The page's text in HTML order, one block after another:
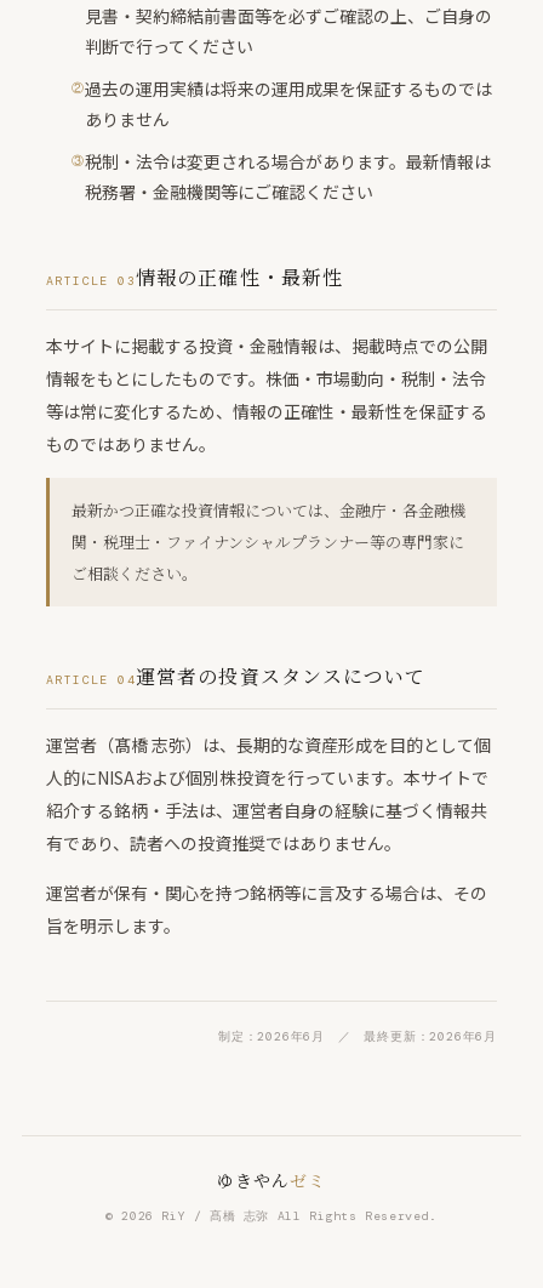
見書・契約締結前書面等を必ずご確認の上、ご自身の
判断で行ってください
過去の運用実績は将来の運用成果を保証するものでは
ありません
税制・法令は変更される場合があります。最新情報は
税務署・金融機関等にご確認ください
ARTICLE 03情報の正確性・最新性
本サイトに掲載する投資・金融情報は、掲載時点での公開
情報をもとにしたものです。株価・市場動向・税制・法令
等は常に変化するため、情報の正確性・最新性を保証する
ものではありません。
最新かつ正確な投資情報については、金融庁・各金融機
関・税理士・ファイナンシャルプランナー等の専門家に
ご相談ください。
ARTICLE 04運営者の投資スタンスについて
運営者（髙橋 志弥）は、長期的な資産形成を目的として個
人的にNISAおよび個別株投資を行っています。本サイトで
紹介する銘柄・手法は、運営者自身の経験に基づく情報共
有であり、読者への投資推奨ではありません。
運営者が保有・関心を持つ銘柄等に言及する場合は、その
旨を明示します。
制定：2026年6月 ／ 最終更新：2026年6月
ゆきやんゼミ
© 2026 RiY / 髙橋 志弥 All Rights Reserved.